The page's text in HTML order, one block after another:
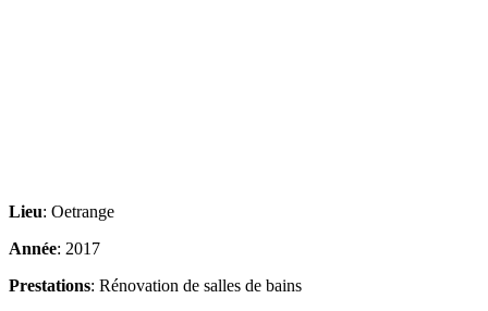
Lieu: Oetrange
Année: 2017
Prestations: Rénovation de salles de bains